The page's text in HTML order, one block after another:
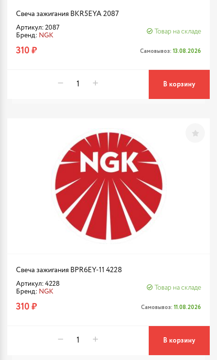
Свеча зажигания BKR5EYA 2087
Артикул: 2087
Бренд: NGK
Товар на складе
310 ₽ Самовывоз: 13.08.2026
В корзину
Свеча зажигания BPR6EY-11 4228
Артикул: 4228
Бренд: NGK
Товар на складе
310 ₽ Самовывоз: 11.08.2026
В корзину